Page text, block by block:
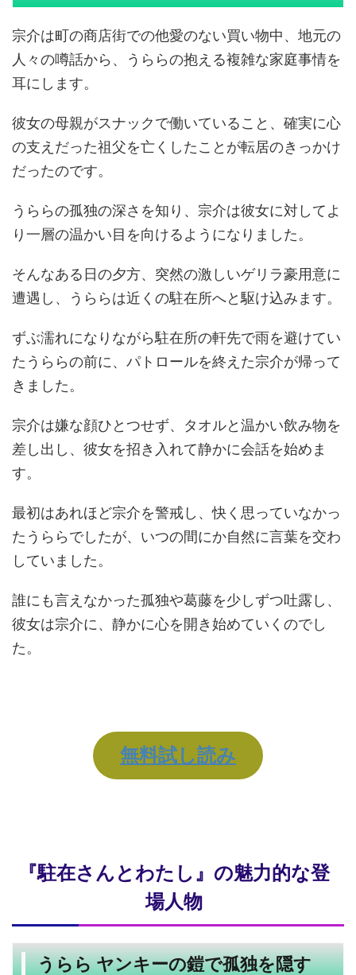
宗介は町の商店街での他愛のない買い物中、地元の
人々の噂話から、うららの抱える複雑な家庭事情を
耳にします。
彼女の母親がスナックで働いていること、確実に心
の支えだった祖父を亡くしたことが転居のきっかけ
だったのです。
うららの孤独の深さを知り、宗介は彼女に対してよ
り一層の温かい目を向けるようになりました。
そんなある日の夕方、突然の激しいゲリラ豪用意に
遭遇し、うららは近くの駐在所へと駆け込みます。
ずぶ濡れになりながら駐在所の軒先で雨を避けてい
たうららの前に、パトロールを終えた宗介が帰って
きました。
宗介は嫌な顔ひとつせず、タオルと温かい飲み物を
差し出し、彼女を招き入れて静かに会話を始めま
す。
最初はあれほど宗介を警戒し、快く思っていなかっ
たうららでしたが、いつの間にか自然に言葉を交わ
していました。
誰にも言えなかった孤独や葛藤を少しずつ吐露し、
彼女は宗介に、静かに心を開き始めていくのでし
た。
無料試し読み
『駐在さんとわたし』の魅力的な登
場人物
うらら ヤンキーの鎧で孤独を隠す